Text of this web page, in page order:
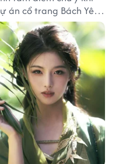
án cổ trang Bách Yêu